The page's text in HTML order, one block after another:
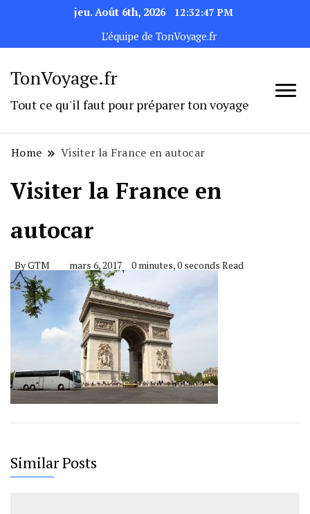
jeu. Août 6th, 2026
12:32:47 PM
L’équipe de TonVoyage.fr
TonVoyage.fr
Tout ce qu'il faut pour préparer ton voyage
Home Visiter la France en autocar
Visiter la France en
autocar
ByGTM mars 6, 2017 0 minutes, 0 seconds Read
Similar Posts